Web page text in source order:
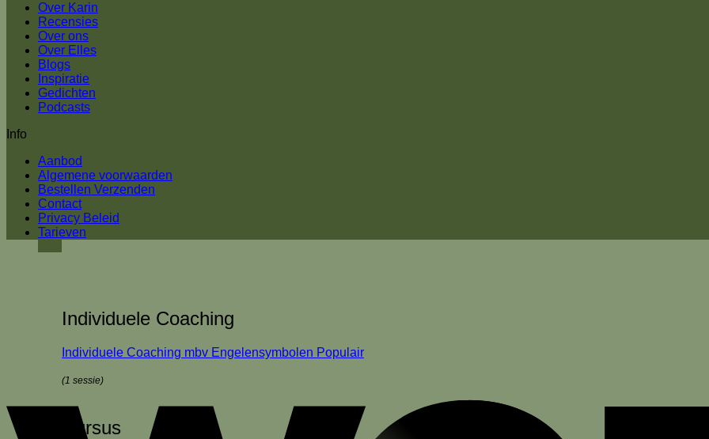
Individuele Coaching
Individuele Coaching mbv Engelensymbolen
(1 sessie)
Cursus
Over Karin
Recensies
Over ons
Over Elles
Blogs
Inspiratie
Gedichten
Podcasts
Info
Aanbod
Algemene voorwaarden
Bestellen Verzenden
Contact
Privacy Beleid
Tarieven